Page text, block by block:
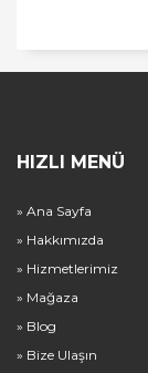
HIZLI MENÜ
» Ana Sayfa
» Hakkımızda
» Hizmetlerimiz
» Mağaza
» Blog
» Bize Ulaşın